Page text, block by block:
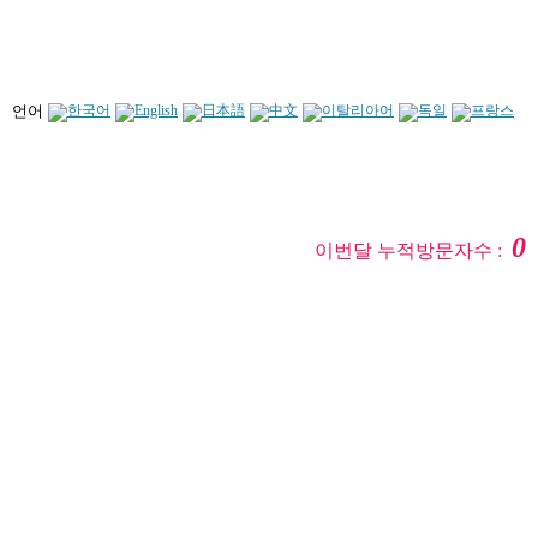
언어
이번달 누적방문자수 :0